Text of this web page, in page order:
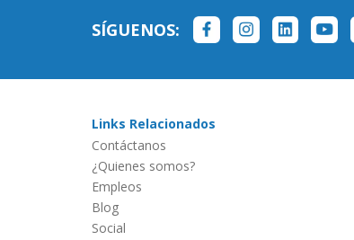
SÍGUENOS:
Links Relacionados
Contáctanos
¿Quienes somos?
Empleos
Blog
Social